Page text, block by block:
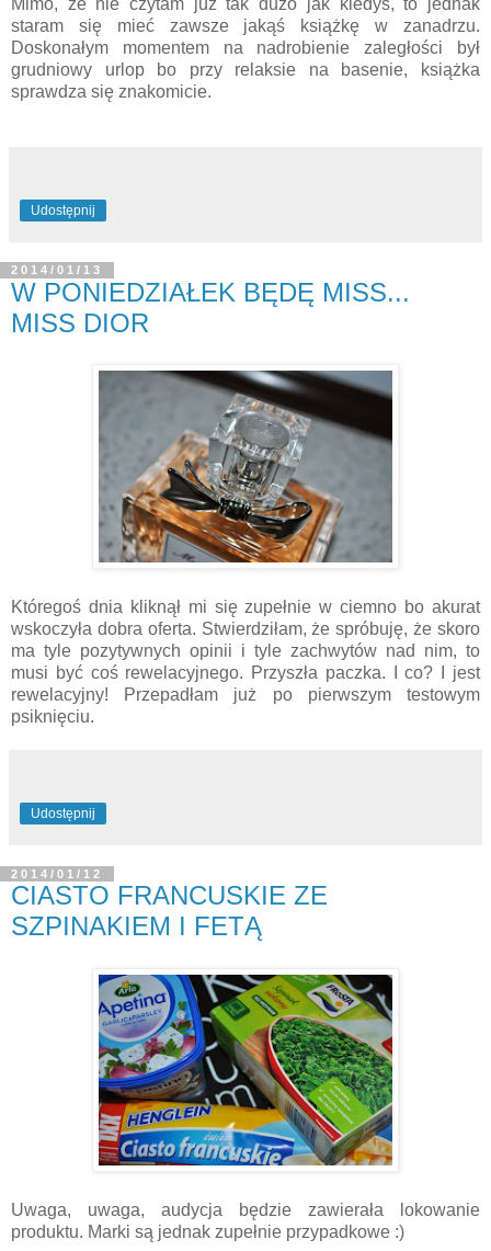
staram się mieć zawsze jakąś książkę w zanadrzu.
Doskonałym momentem na nadrobienie zaległości był
grudniowy urlop bo przy relaksie na basenie, książka
sprawdza się znakomicie.
Udostępnij
2014/01/13
W PONIEDZIAŁEK BĘDĘ MISS...
MISS DIOR
Któregoś dnia kliknął mi się zupełnie w ciemno bo akurat
wskoczyła dobra oferta. Stwierdziłam, że spróbuję, że skoro
ma tyle pozytywnych opinii i tyle zachwytów nad nim, to
musi być coś rewelacyjnego. Przyszła paczka. I co? I jest
rewelacyjny! Przepadłam już po pierwszym testowym
psiknięciu.
Udostępnij
2014/01/12
CIASTO FRANCUSKIE ZE
SZPINAKIEM I FETĄ
Uwaga, uwaga, audycja będzie zawierała lokowanie
produktu. Marki są jednak zupełnie przypadkowe :)